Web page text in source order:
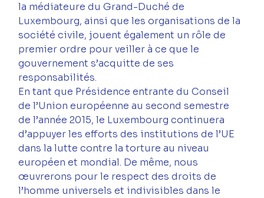
la médiateure du Grand-Duché de
Luxembourg, ainsi que les organisations de la
société civile, jouent également un rôle de
premier ordre pour veiller à ce que le
gouvernement s’acquitte de ses
responsabilités.
En tant que Présidence entrante du Conseil
de l’Union européenne au second semestre
de l’année 2015, le Luxembourg continuera
d’appuyer les efforts des institutions de l’UE
dans la lutte contre la torture au niveau
européen et mondial. De même, nous
œuvrerons pour le respect des droits de
l’homme universels et indivisibles dans le